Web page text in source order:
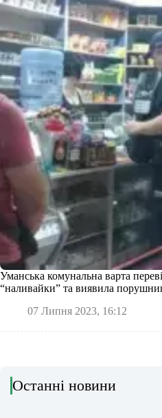
Уманська комунальна варта
“наливайки” та виявила
07 Липня 2023, 16:12
Останні новини